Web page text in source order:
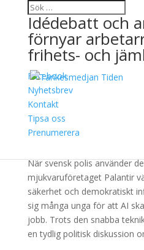
Idédebatt och
förnyar
frihets- och
Facebook
Nyhetsbrev
Kontakt
Tipsa oss
Prenumerera
Makten över
9 juni, 2026
När svensk polis använder
mjukvaruföretaget Palantir
säkerhet och demokratiskt
sig många unga för att AI
jobb. Trots den snabba
en tydlig politisk diskussion